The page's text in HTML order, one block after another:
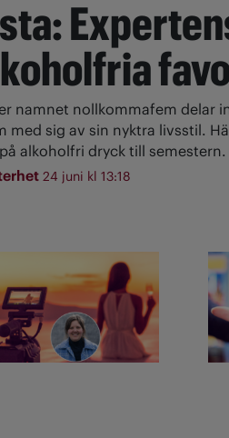
namnet nollkommafem delar
med sig av sin nyktra livsstil.
alkoholfri dryck till semestern.
24 juni kl 13:18